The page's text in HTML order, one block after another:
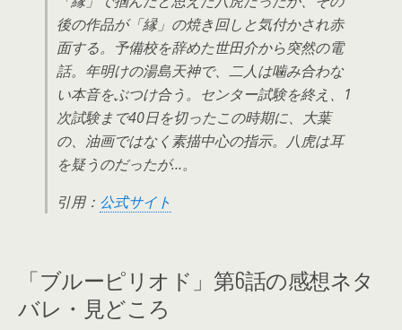
後の作品が「縁」の焼き回しと気付かされ赤
面する。予備校を辞めた世田介から突然の電
話。年明けの湯島天神で、二人は噛み合わな
い本音をぶつけ合う。センター試験を終え、1
次試験まで40日を切ったこの時期に、大葉
の、油画ではなく素描中心の指示。八虎は耳
を疑うのだったが…。
引用： 公式サイト
「ブルーピリオド」第6話の感想ネタ
バレ・見どころ